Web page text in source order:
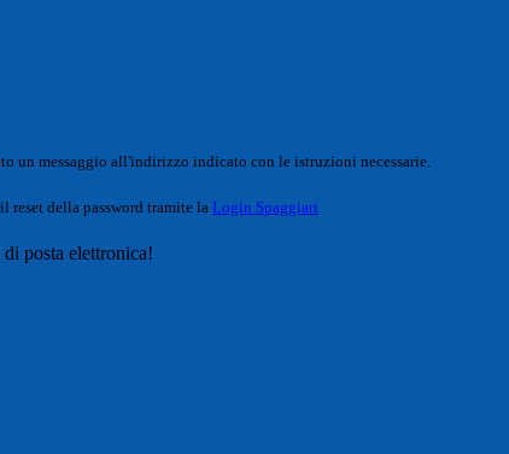
un messaggio all'indirizzo indicato con le istruzioni necessarie.
reset della password tramite la Login Spaggiari
posta elettronica!